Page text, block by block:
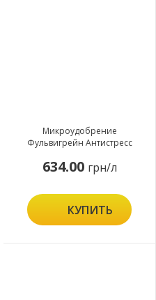
Микроудобрение
Фульвигрейн Антистресс
634.00 грн/л
КУПИТЬ